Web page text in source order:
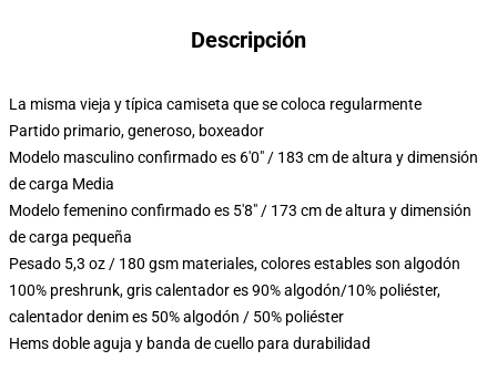
Descripción
La misma vieja y típica camiseta que se coloca regularmente
Partido primario, generoso, boxeador
Modelo masculino confirmado es 6'0" / 183 cm de altura y dimensión
de carga Media
Modelo femenino confirmado es 5'8" / 173 cm de altura y dimensión
de carga pequeña
Pesado 5,3 oz / 180 gsm materiales, colores estables son algodón
100% preshrunk, gris calentador es 90% algodón/10% poliéster,
calentador denim es 50% algodón / 50% poliéster
Hems doble aguja y banda de cuello para durabilidad